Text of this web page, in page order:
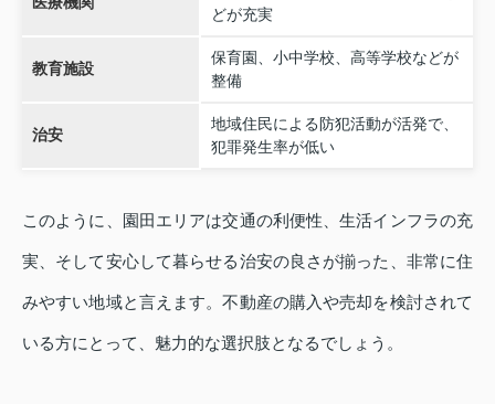
どが充実
教育施設
保育園、小中学校、高等学校などが
整備
治安
地域住民による防犯活動が活発で、
犯罪発生率が低い
このように、園田エリアは交通の利便性、生活インフラの充
実、そして安心して暮らせる治安の良さが揃った、非常に住
みやすい地域と言えます。不動産の購入や売却を検討されて
いる方にとって、魅力的な選択肢となるでしょう。